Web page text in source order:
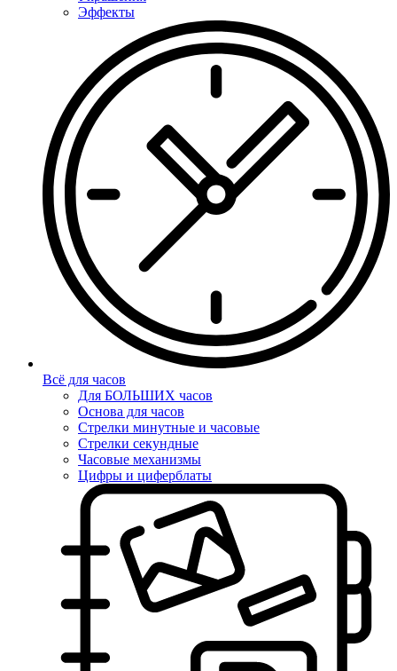
Эффекты
Всё для часов
Для БОЛЬШИХ часов
Основа для часов
Стрелки минутные и часовые
Стрелки секундные
Часовые механизмы
Цифры и циферблаты